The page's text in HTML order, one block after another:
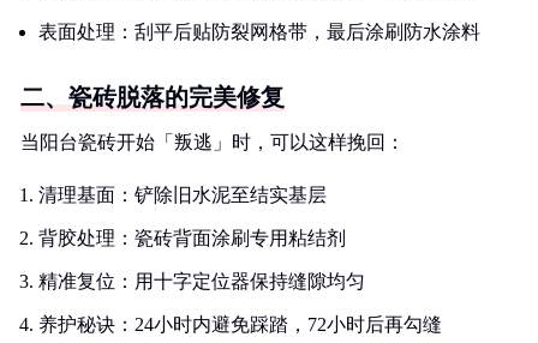
表面处理：刮平后贴防裂网格带，最后涂刷防水涂料
二、瓷砖脱落的完美修复
当阳台瓷砖开始「叛逃」时，可以这样挽回：
清理基面：铲除旧水泥至结实基层
背胶处理：瓷砖背面涂刷专用粘结剂
精准复位：用十字定位器保持缝隙均匀
养护秘诀：24小时内避免踩踏，72小时后再勾缝